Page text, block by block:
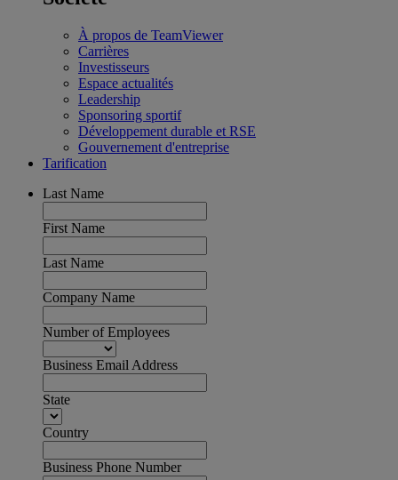
À propos de TeamViewer
Carrières
Investisseurs
Espace actualités
Leadership
Sponsoring sportif
Développement durable et RSE
Gouvernement d'entreprise
Tarification
Last Name
First Name
Last Name
Company Name
Number of Employees
Business Email Address
State
Country
Business Phone Number